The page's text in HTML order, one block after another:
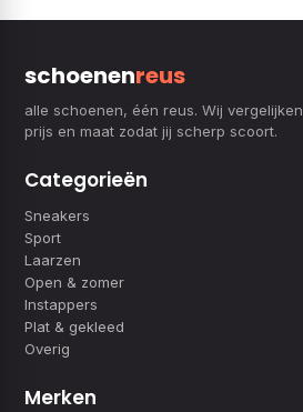
schoenenreus
alle schoenen, één reus. Wij vergelijken
prijs en maat zodat jij scherp scoort.
Categorieën
Sneakers
Sport
Laarzen
Open & zomer
Instappers
Plat & gekleed
Overig
Merken